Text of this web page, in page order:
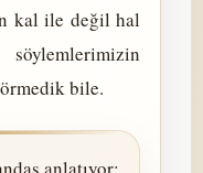
kal ile değil hal
bile.
anlatıyor;